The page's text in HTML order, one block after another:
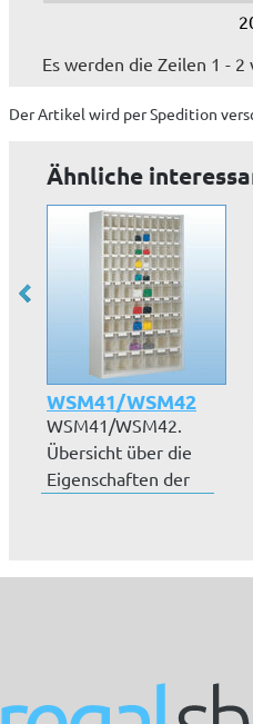
Es werden die Zeilen 1 - 2
Der Artikel wird per Spedition
Ähnliche
WSM41/WSM42
WSM41/WSM42.
Übersicht über die
Eigenschaften der